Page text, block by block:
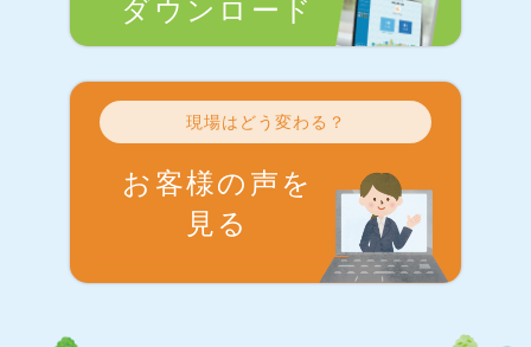
ダウンロード
現場はどう変わる？
お客様の声を
見る